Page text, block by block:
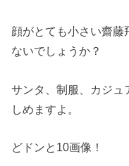
顔がとても小さい齋藤
ないでしょうか？
サンタ、制服、カジュ
しめますよ。
どドンと10画像！